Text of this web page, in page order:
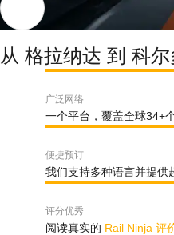
从 格拉纳达 到 科
广泛网络
一个平台，覆盖全球34+
便捷预订
我们支持多种语言并提供
评分优秀
阅读真实的 Rail Ninja 评